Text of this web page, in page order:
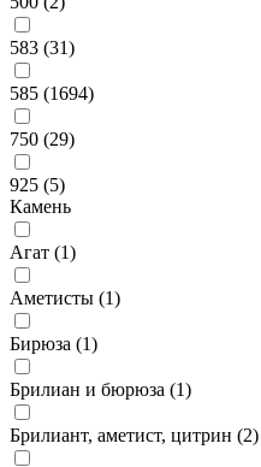
583 (31)
585 (1694)
750 (29)
925 (5)
Камень
Агат (1)
Аметисты (1)
Бирюза (1)
Брилиан и бюрюза (1)
Брилиант, аметист, цитрин (2)